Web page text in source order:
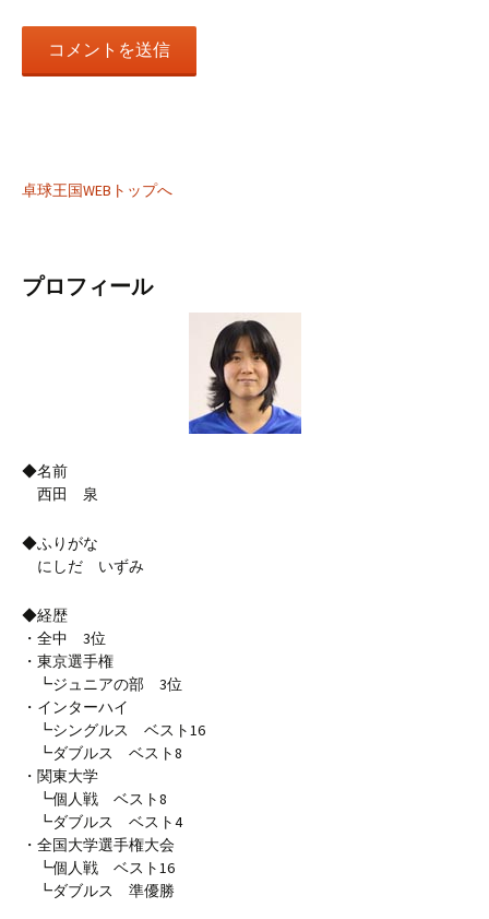
卓球王国WEBトップへ
プロフィール
◆名前
西田 泉
◆ふりがな
にしだ いずみ
◆経歴
・全中 3位
・東京選手権
┗ジュニアの部 3位
・インターハイ
┗シングルス ベスト16
┗ダブルス ベスト8
・関東大学
┗個人戦 ベスト8
┗ダブルス ベスト4
・全国大学選手権大会
┗個人戦 ベスト16
┗ダブルス 準優勝